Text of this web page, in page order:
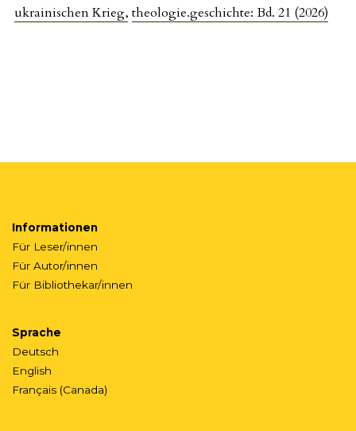
ukrainischen Krieg, theologie.geschichte: Bd. 21 (2026)
Informationen
Für Leser/innen
Für Autor/innen
Für Bibliothekar/innen
Sprache
Deutsch
English
Français (Canada)